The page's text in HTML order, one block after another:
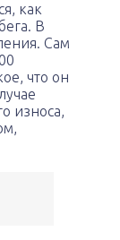
как
В
Сам
что он
износа,